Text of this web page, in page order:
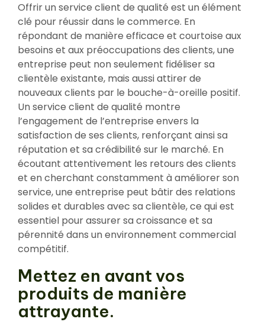
Offrir un service client de qualité est un élément
clé pour réussir dans le commerce. En
répondant de manière efficace et courtoise aux
besoins et aux préoccupations des clients, une
entreprise peut non seulement fidéliser sa
clientèle existante, mais aussi attirer de
nouveaux clients par le bouche-à-oreille positif.
Un service client de qualité montre
l’engagement de l’entreprise envers la
satisfaction de ses clients, renforçant ainsi sa
réputation et sa crédibilité sur le marché. En
écoutant attentivement les retours des clients
et en cherchant constamment à améliorer son
service, une entreprise peut bâtir des relations
solides et durables avec sa clientèle, ce qui est
essentiel pour assurer sa croissance et sa
pérennité dans un environnement commercial
compétitif.
Mettez en avant vos
produits de manière
attrayante.